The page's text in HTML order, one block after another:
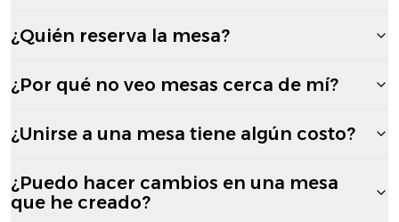
¿Quién reserva la mesa?
¿Por qué no veo mesas cerca de mí?
¿Unirse a una mesa tiene algún costo?
¿Puedo hacer cambios en una mesa
que he creado?